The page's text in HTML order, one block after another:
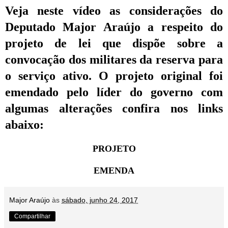
Veja neste vídeo as considerações do
Deputado Major Araújo a respeito do
projeto de lei que dispõe sobre a
convocação dos militares da reserva para
o serviço ativo. O projeto original foi
emendado pelo líder do governo com
algumas alterações confira nos links
abaixo:
PROJETO
EMENDA
Major Araújo às sábado, junho 24, 2017
Compartilhar